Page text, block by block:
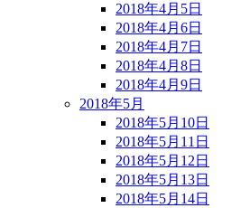
2018年4月5日
2018年4月6日
2018年4月7日
2018年4月8日
2018年4月9日
2018年5月
2018年5月10日
2018年5月11日
2018年5月12日
2018年5月13日
2018年5月14日